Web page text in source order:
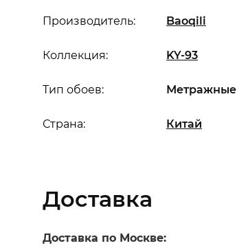
Производитель: Baoqili
Коллекция: KY-93
Страна: Китай
Тип обоев: Метражные
Доставка
Доставка по Москве: